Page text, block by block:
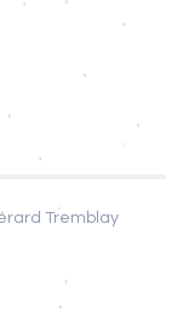
Tremblay